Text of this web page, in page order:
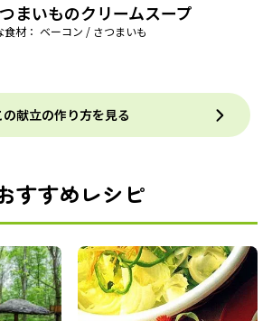
まいものクリームスープ
食材： ベーコン / さつまいも
の献立の作り方を見る
すすめレシピ